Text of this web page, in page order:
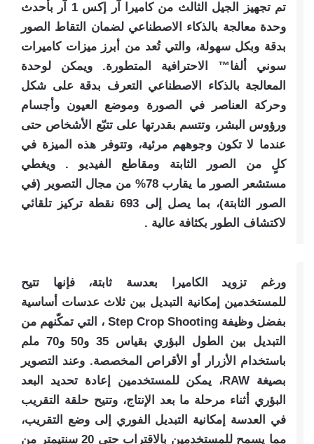
تم تجهيز الجيل الثالث من كاميرا آر إكس 1 آر بأحدث
وحدة معالجة بالذكاء الاصطناعي لضمان التقاط الصور
بدقة وبكل سهولة، والتي تُعد من أبرز ميزات كاميرات
سوني ألفا™️ الاحترافية المتطورة. ويمكن لوحدة
المعالجة بالذكاء الاصطناعي التعرف بدقة على شكل
وحركة العناصر في الصورة وموضع العيون وأجسام
ورؤوس البشر، وتتسم بقدرتها على تتبّع الأشخاص حتى
عندما لا تكون وجوههم مرئية، وتتوفر هذه الميزة في
كلٍ من الصور الثابتة ومقاطع الفيديو . ويغطي
مستشعر الصور ما يقارب 78% من مجال التصوير (في
الصور الثابتة)، بما يصل إلى 693 نقطة تركيز تلقائي
لاكتشاف الطور بكثافة عالية .
ورغم تزويد الكاميرا بعدسة ثابتة، فإنها تتيح
للمستخدمين إمكانية التبديل بين ثلاث عدسات أساسية
بفضل وظيفة Step Crop Shooting ، التي تمكّنهم من
التبديل بين الطول البؤري بقياس 35 و50 و70 ملم
باستخدام الأزرار أو الأقراص المخصصة. وعند التصوير
بصيغة RAW، يمكن للمستخدمين إعادة تحديد البعد
البؤري أثناء مرحلة ما بعد الإنتاج، وتتيح حلقة التقريب
في العدسة إمكانية التبديل الفوري إلى وضع التقريب،
مما يسمح للمستخدمين بالاقتراب حتى 20 سنتيمتر من